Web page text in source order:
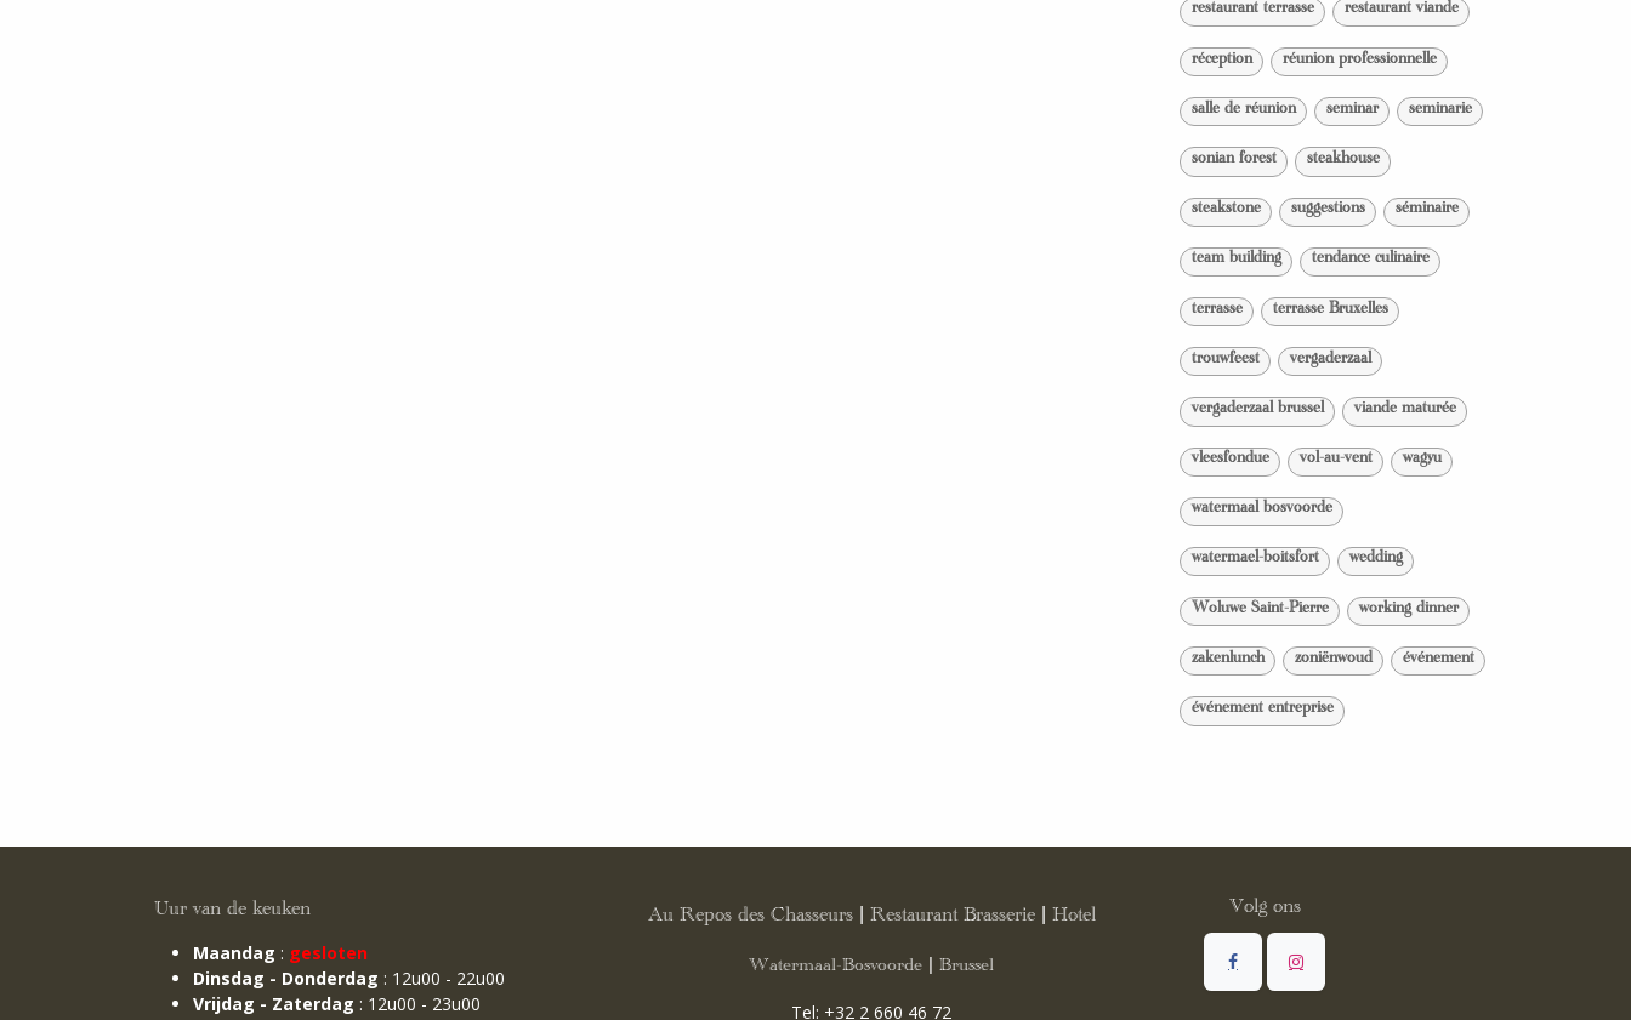
restaurant terrasse restaurant viande
réception réunion professionnelle
salle de réunion seminar seminarie
sonian forest steakhouse
steakstone suggestions séminaire
team building tendance culinaire
terrasse terrasse Bruxelles
trouwfeest vergaderzaal
vergaderzaal brussel viande maturée
vleesfondue vol-au-vent wagyu
watermaal bosvoorde
watermael-boitsfort wedding
Woluwe Saint-Pierre working dinner
zakenlunch zoniënwoud événement
événement entreprise
Uur van de keuken
Maandag : gesloten
Dinsdag - Donderdag : 12u00 - 22u00
Vrijdag - Zaterdag : 12u00 - 23u00
Volg ons
Au Repos des Chasseurs | Restaurant Brasserie | Hotel
Watermaal-Bosvoorde | Brussel
Tel: +32 2 660 46 72